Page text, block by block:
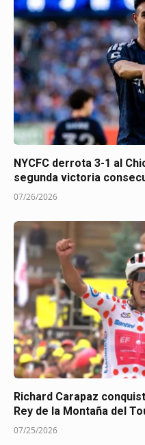
NYCFC derrota 3-1 al
segunda victoria
07/26/2026
Richard Carapaz
Rey de la Montaña del
07/25/2026